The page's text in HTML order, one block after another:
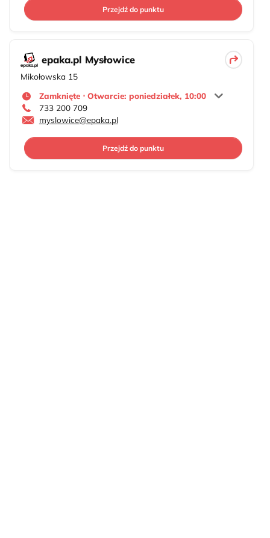
Przejdź do punktu
epaka.pl Mysłowice
Mikołowska 15
Zamknięte ⋅ Otwarcie: poniedziałek, 10:00
733 200 709
myslowice@epaka.pl
Przejdź do punktu